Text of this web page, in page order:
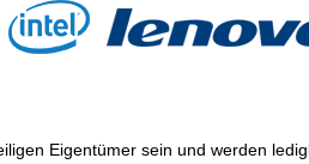
Eigentümer sein und werden